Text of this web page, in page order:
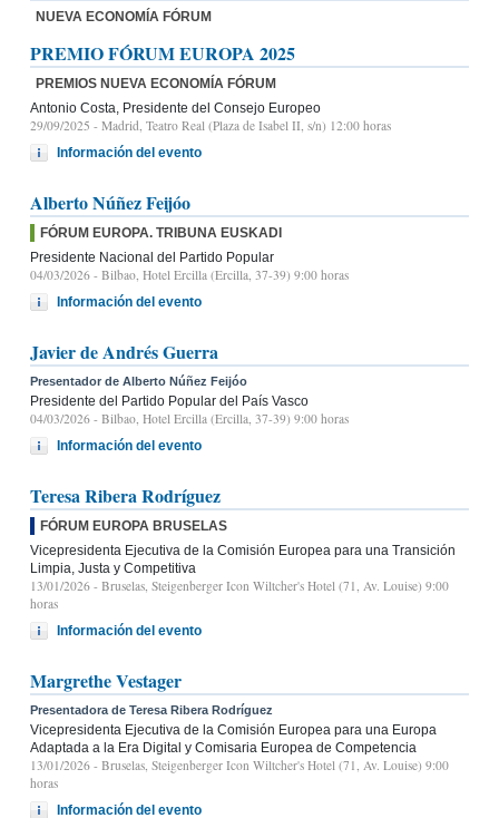
NUEVA ECONOMÍA FÓRUM
PREMIO FÓRUM EUROPA 2025
PREMIOS NUEVA ECONOMÍA FÓRUM
Antonio Costa, Presidente del Consejo Europeo
29/09/2025 - Madrid, Teatro Real (Plaza de Isabel II, s/n) 12:00 horas
Información del evento
Alberto Núñez Feijóo
FÓRUM EUROPA. TRIBUNA EUSKADI
Presidente Nacional del Partido Popular
04/03/2026 - Bilbao, Hotel Ercilla (Ercilla, 37-39) 9:00 horas
Información del evento
Javier de Andrés Guerra
Presentador de Alberto Núñez Feijóo
Presidente del Partido Popular del País Vasco
04/03/2026 - Bilbao, Hotel Ercilla (Ercilla, 37-39) 9:00 horas
Información del evento
Teresa Ribera Rodríguez
FÓRUM EUROPA BRUSELAS
Vicepresidenta Ejecutiva de la Comisión Europea para una Transición
Limpia, Justa y Competitiva
13/01/2026 - Bruselas, Steigenberger Icon Wiltcher's Hotel (71, Av. Louise) 9:00
horas
Información del evento
Margrethe Vestager
Presentadora de Teresa Ribera Rodríguez
Vicepresidenta Ejecutiva de la Comisión Europea para una Europa
Adaptada a la Era Digital y Comisaria Europea de Competencia
13/01/2026 - Bruselas, Steigenberger Icon Wiltcher's Hotel (71, Av. Louise) 9:00
horas
Información del evento